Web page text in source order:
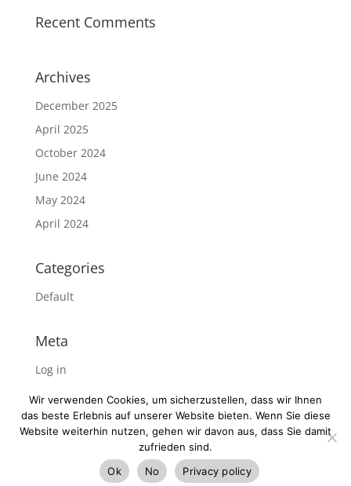
Recent Comments
Archives
December 2025
April 2025
October 2024
June 2024
May 2024
April 2024
Categories
Default
Meta
Log in
Entries feed
Comments feed
WordPress.org
Wir verwenden Cookies, um sicherzustellen, dass wir Ihnen
das beste Erlebnis auf unserer Website bieten. Wenn Sie diese
Website weiterhin nutzen, gehen wir davon aus, dass Sie damit
zufrieden sind.
Ok
No Privacy policy